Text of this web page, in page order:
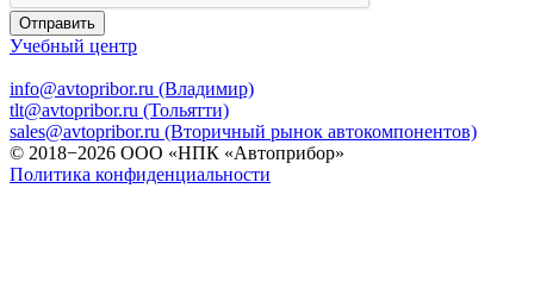
Отправить
Учебный центр
info@avtopribor.ru (Владимир)
tlt@avtopribor.ru (Тольятти)
sales@avtopribor.ru (Вторичный рынок автокомпонентов)
© 2018−2026 ООО «НПК «Автоприбор»
Политика конфиденциальности